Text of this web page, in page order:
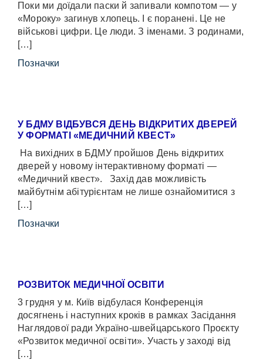
Поки ми доїдали паски й запивали компотом — у
«Мороку» загинув хлопець. І є поранені. Це не
військові цифри. Це люди. З іменами. З родинами,
[…]
Позначки
У БДМУ ВІДБУВСЯ ДЕНЬ ВІДКРИТИХ ДВЕРЕЙ
У ФОРМАТІ «МЕДИЧНИЙ КВЕСТ»
На вихідних в БДМУ пройшов День відкритих
дверей у новому інтерактивному форматі —
«Медичний квест». Захід дав можливість
майбутнім абітурієнтам не лише ознайомитися з
[…]
Позначки
РОЗВИТОК МЕДИЧНОЇ ОСВІТИ
3 грудня у м. Київ відбулася Конференція
досягнень і наступних кроків в рамках Засідання
Наглядової ради Україно-швейцарського Проєкту
«Розвиток медичної освіти». Участь у заході від
[…]